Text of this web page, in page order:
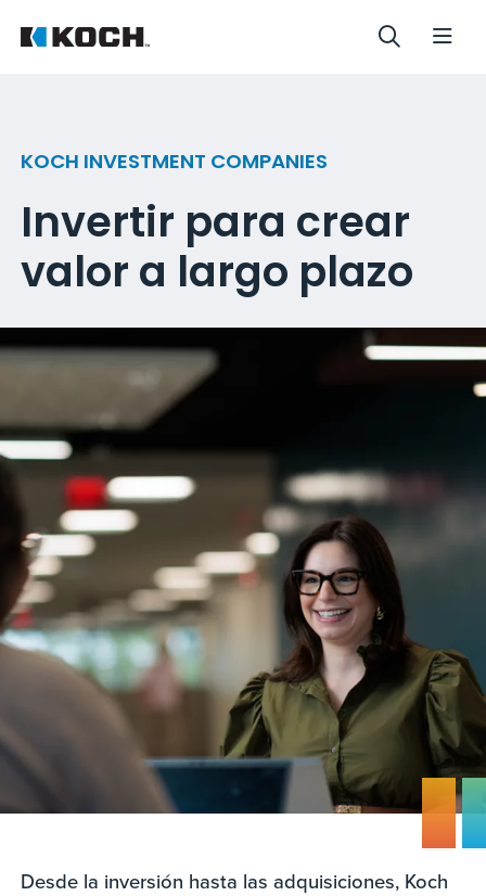
KOCH INVESTMENT COMPANIES
Invertir para crear
valor a largo plazo
Desde la inversión hasta las adquisiciones, Koch